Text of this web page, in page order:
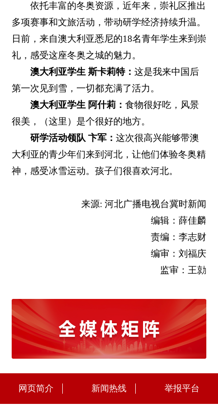
依托丰富的冬奥资源，近年来，崇礼区推出
多项赛事和文旅活动，带动研学经济持续升温。
日前，来自澳大利亚悉尼的18名青年学生来到崇
礼，感受这座冬奥之城的魅力。
澳大利亚学生 斯卡莉特：这是我来中国后
第一次见到雪，一切都充满了活力。
澳大利亚学生 阿什莉：食物很好吃，风景
很美，（这里）是个很好的地方。
研学活动领队 卞军：这次很高兴能够带澳
大利亚的青少年们来到河北，让他们体验冬奥精
神，感受冰雪运动。孩子们很喜欢河北。
来源: 河北广播电视台冀时新闻
编辑：薛佳麟
责编：李志财
编审：刘福庆
监审：王勍
网页简介 新闻热线 举报平台